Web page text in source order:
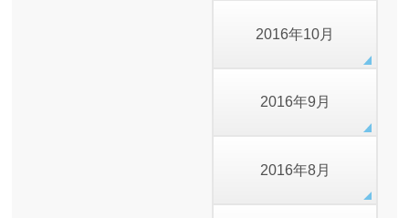
2016年10月
2016年9月
2016年8月